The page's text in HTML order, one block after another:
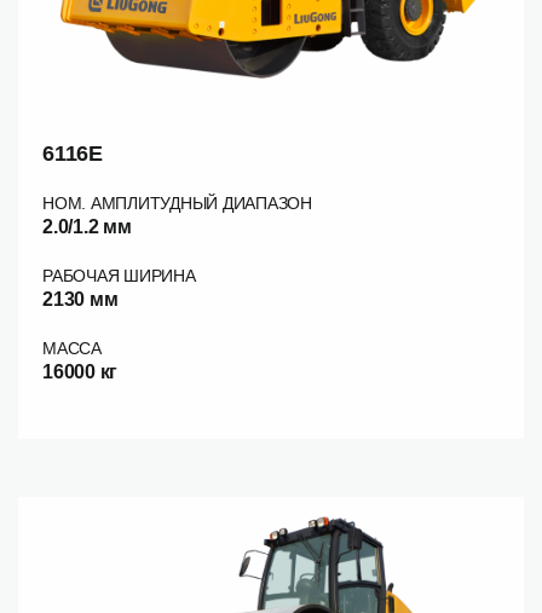
6116E
НОМ. АМПЛИТУДНЫЙ ДИАПАЗОН
2.0/1.2 мм
РАБОЧАЯ ШИРИНА
2130 мм
МАССА
16000 кг